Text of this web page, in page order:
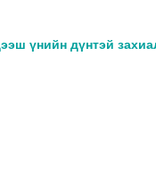
үнийн дүнтэй